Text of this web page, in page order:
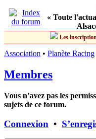
« Toute
Les
Association • Planète Racing
Membres
Vous n’avez pas les
sujets de ce forum.
Connexion •